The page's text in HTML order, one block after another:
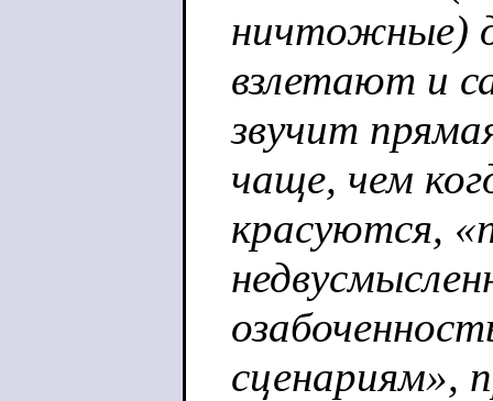
ничтожные)
взлетают и
звучит
чаще, чем
красуются,
сценариям»,